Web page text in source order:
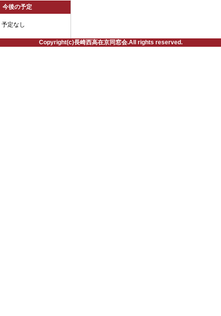
今後の予定
予定なし
Copyright(c)長崎西高在京同窓会.All rights reserved.